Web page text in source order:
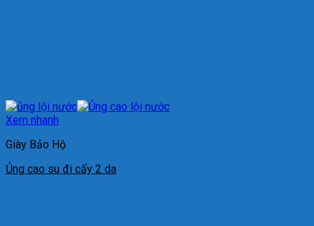
Xem nhanh
Giày Bảo Hộ
Ủng cao su đi cấy 2 da